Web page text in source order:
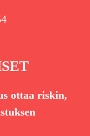
ottaa riskin,